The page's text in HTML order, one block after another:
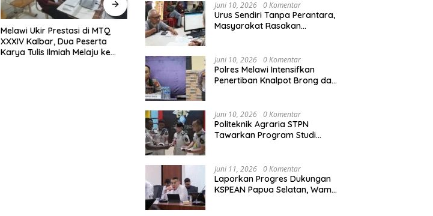
Melawi Ukir Prestasi di MTQ
XXXIV Kalbar, Dua Peserta
Karya Tulis Ilmiah Melaju ke
Melawi Tempati Peringkat ke-11
Sementara pada MTQ XXXIV
Semarak HUT RI ke-81,
Pinoh
Agraria/Pertanahan dan Tata
Ruang
Juni 10, 2026 0 Komentar
Urus Sendiri Tanpa Perantara,
Masyarakat Rasakan
Juni 10, 2026 0 Komentar
Polres Melawi Intensifkan
Penertiban Knalpot Brong dan
Juni 10, 2026 0 Komentar
Politeknik Agraria STPN
Tawarkan Program Studi
Juni 11, 2026 0 Komentar
Laporkan Progres Dukungan
KSPEAN Papua Selatan, Wamen